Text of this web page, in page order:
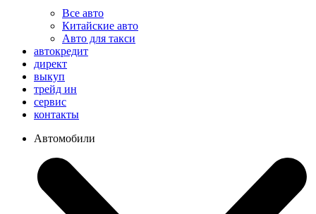
Все авто
Китайские авто
Авто для такси
автокредит
директ
выкуп
трейд ин
сервис
контакты
Автомобили